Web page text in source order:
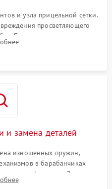
и узла прицельной сетки.
просветляющего
Бережная очистка стекол
гравированной
и замена деталей
изношенных пружин,
в барабанчиках
в трансфокаторе. Замена
сетки или восстановление